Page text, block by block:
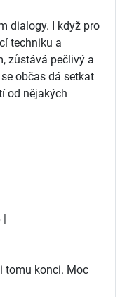
dialogy. I když pro
techniku a
zůstává pečlivý a
občas dá setkat
od nějakých
|
tomu konci. Moc